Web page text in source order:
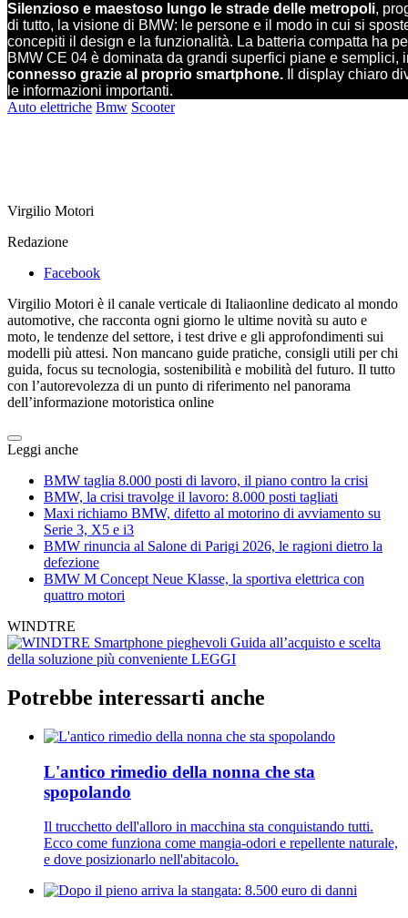
Silenzioso e maestoso lungo le strade delle metropoli,
di tutto, la visione di BMW: le persone e il modo in cui si
concepiti il design e la funzionalità. La batteria compatta ha
BMW CE 04 è dominata da grandi superfici piane e
connesso grazie al proprio smartphone. Il display chiaro
le informazioni importanti.
Auto elettriche Bmw Scooter
Virgilio Motori
Redazione
Facebook
Virgilio Motori è il canale verticale di Italiaonline dedicato al mondo
automotive, che racconta ogni giorno le ultime novità su auto e
moto, le tendenze del settore, i test drive e gli approfondimenti sui
modelli più attesi. Non mancano guide pratiche, consigli utili per chi
guida, focus su tecnologia, sostenibilità e mobilità del futuro. Il tutto
con l’autorevolezza di un punto di riferimento nel panorama
dell’informazione motoristica online
Leggi anche
BMW taglia 8.000 posti di lavoro, il piano contro la crisi
BMW, la crisi travolge il lavoro: 8.000 posti tagliati
Maxi richiamo BMW, difetto al motorino di avviamento su
Serie 3, X5 e i3
BMW rinuncia al Salone di Parigi 2026, le ragioni dietro la
defezione
BMW M Concept Neue Klasse, la sportiva elettrica con
quattro motori
WINDTRE
Smartphone pieghevoli Guida all’acquisto e scelta
della soluzione più conveniente LEGGI
Potrebbe interessarti anche
L'antico rimedio della nonna che sta
spopolando
Il trucchetto dell'alloro in macchina sta conquistando tutti.
Ecco come funziona come mangia-odori e repellente naturale,
e dove posizionarlo nell'abitacolo.